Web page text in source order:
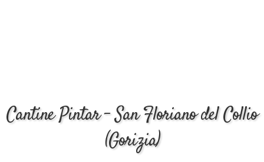
Cantine Pintar - San Floriano del Collio
(Gorizia)